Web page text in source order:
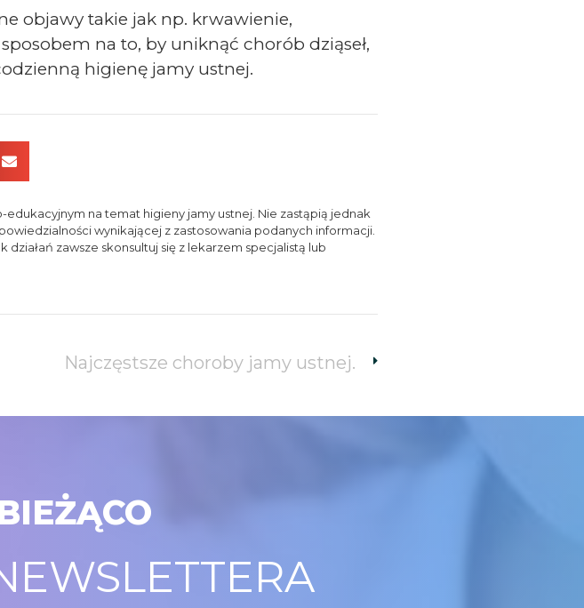
objawy takie jak np. krwawienie,
na to, by uniknąć chorób dziąseł,
higienę jamy ustnej.
na temat higieny jamy ustnej. Nie zastąpią jednak
wynikającej z zastosowania podanych informacji.
zawsze skonsultuj się z lekarzem specjalistą lub
Najczęstsze choroby jamy ustnej.